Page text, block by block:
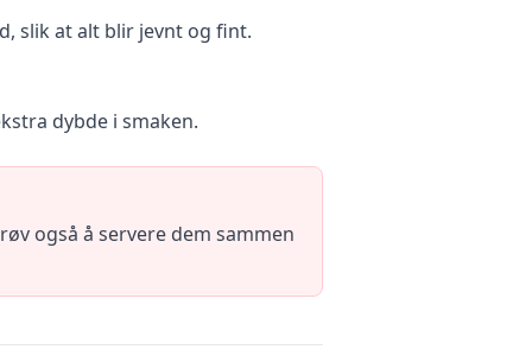
slik at alt blir jevnt og fint.
dybde i smaken.
også å servere dem sammen